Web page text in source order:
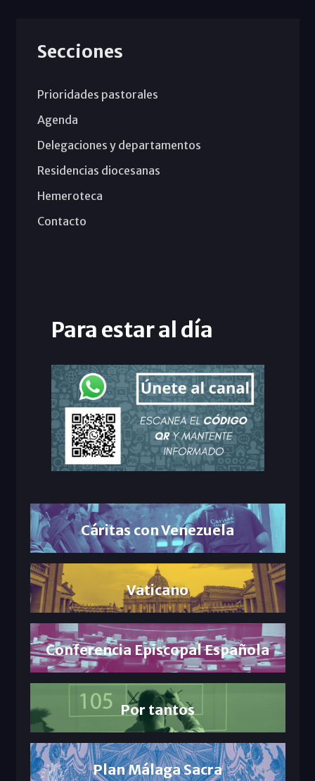
Secciones
Prioridades pastorales
Agenda
Delegaciones y departamentos
Residencias diocesanas
Hemeroteca
Contacto
Para estar al día
Cáritas con Venezuela
Vaticano
Conferencia Episcopal Española
Por tantos
Plan Málaga Sacra